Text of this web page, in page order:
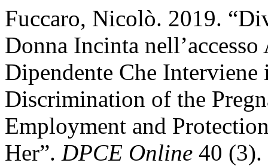
Fuccaro, Nicolò. 2019.
Donna Incinta
Dipendente Che
Discrimination of the
Employment and
Her”. DPCE Online 40 (3).